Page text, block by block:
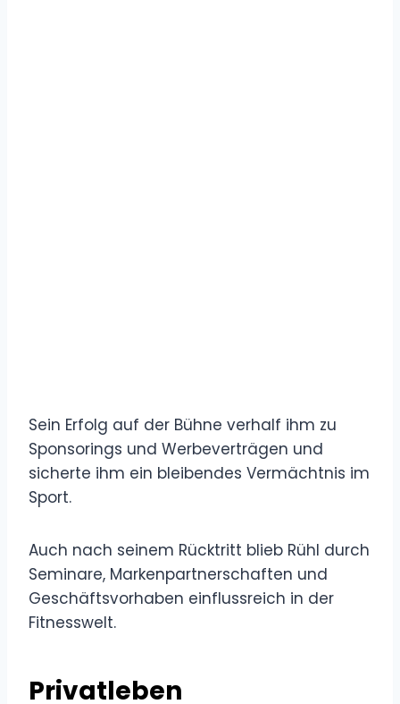
Sein Erfolg auf der Bühne verhalf ihm zu
Sponsorings und Werbeverträgen und
sicherte ihm ein bleibendes Vermächtnis im
Sport.
Auch nach seinem Rücktritt blieb Rühl durch
Seminare, Markenpartnerschaften und
Geschäftsvorhaben einflussreich in der
Fitnesswelt.
Privatleben